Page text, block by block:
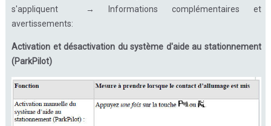
s'appliquent → Informations complémentaires et
avertissements:
Activation et désactivation du système d'aide au stationnement
(ParkPilot)